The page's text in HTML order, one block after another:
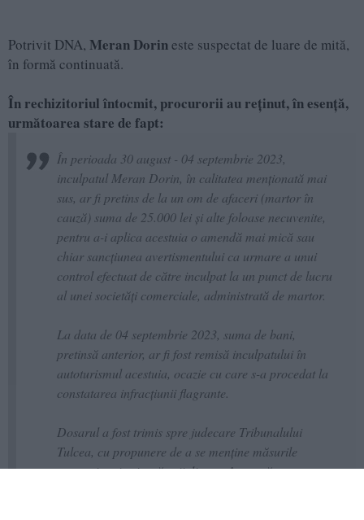
Potrivit DNA, Meran Dorineste suspectat de luare de mită,
în formă continuată.
În rechizitoriul întocmit, procurorii au reținut, în esență,
următoarea stare de fapt:
În perioada 30 august - 04 septembrie 2023,
inculpatul Meran Dorin, în calitatea menționată mai
sus, ar fi pretins de la un om de afaceri (martor în
cauză) suma de 25.000 lei și alte foloase necuvenite,
pentru a-i aplica acestuia o amendă mai mică sau
chiar sancțiunea avertismentului ca urmare a unui
control efectuat de către inculpat la un punct de lucru
al unei societăți comerciale, administrată de martor.
La data de 04 septembrie 2023, suma de bani,
pretinsă anterior, ar fi fost remisă inculpatului în
autoturismul acestuia, ocazie cu care s-a procedat la
constatarea infracțiunii flagrante.
Dosarul a fost trimis spre judecare Tribunalului
Tulcea, cu propunere de a se menține măsurile
preventive și asigurătorii dispuse în cauză.